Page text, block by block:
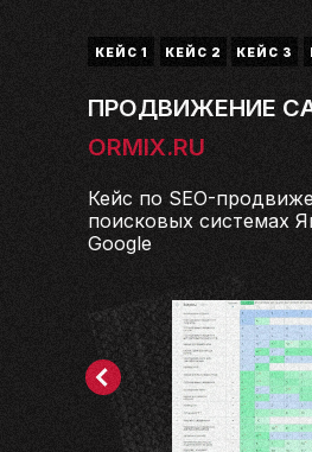
КЕЙС 1 КЕЙС 2 КЕЙС 3
ПРОДВИЖЕНИЕ
Кейс по SEO-
поисковых системах
Google
ORMIX.RU